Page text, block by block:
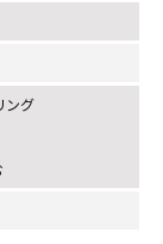
ング